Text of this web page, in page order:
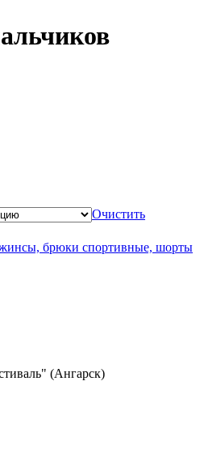
Очистить
брюки спортивные, шорты
(Ангарск)